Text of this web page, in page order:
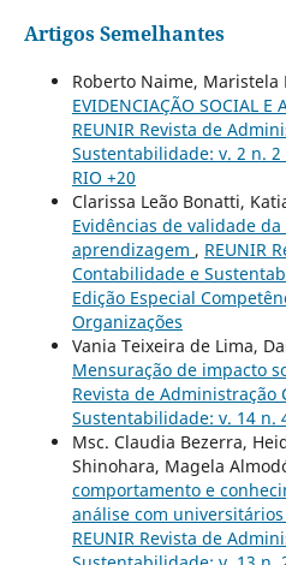
Artigos Semelhantes
Roberto Naime, Maristela
EVIDENCIAÇÃO SOCIAL E
REUNIR Revista de
Sustentabilidade: v. 2 n. 2
RIO +20
Clarissa Leão Bonatti,
Evidências de validade
aprendizagem , REUNIR
Contabilidade e
Edição Especial
Organizações
Vania Teixeira de Lima,
Mensuração de impacto
Revista de Administração
Sustentabilidade: v. 14 n.
Msc. Claudia Bezerra,
Shinohara, Magela
comportamento e
análise com
REUNIR Revista de